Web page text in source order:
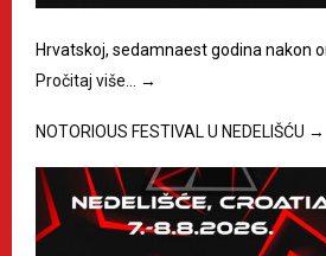
Hrvatskoj, sedamnaest godina nakon
Pročitaj više… →
NOTORIOUS FESTIVAL U NEDELIŠĆU →